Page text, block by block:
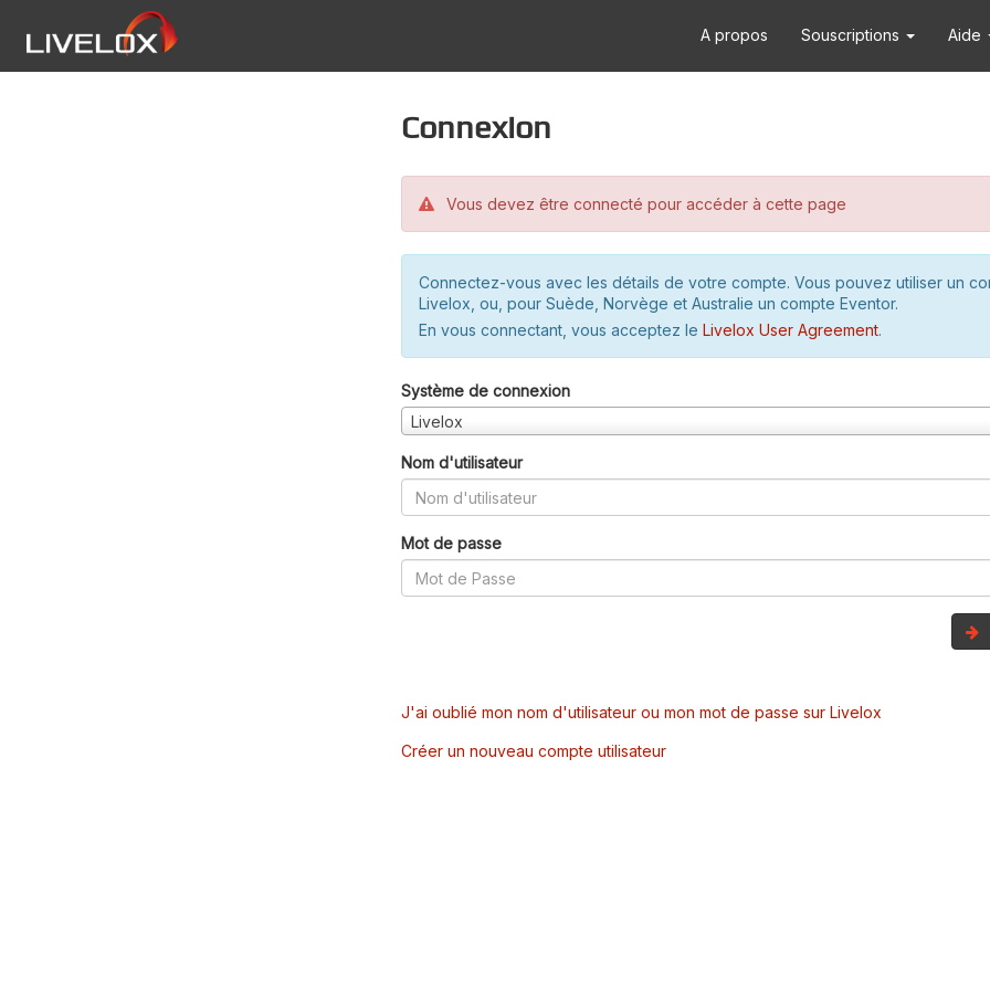
A propos Souscriptions Aide
Connexion
Vous devez être connecté pour accéder à cette page
Connectez-vous avec les détails de votre compte. Vous pouvez utiliser un
Livelox, ou, pour Suède, Norvège et Australie un compte Eventor.
En vous connectant, vous acceptez le Livelox User Agreement.
Système de connexion
Livelox
Nom d'utilisateur
Mot de passe
J'ai oublié mon nom d'utilisateur ou mon mot de passe sur Livelox
Créer un nouveau compte utilisateur